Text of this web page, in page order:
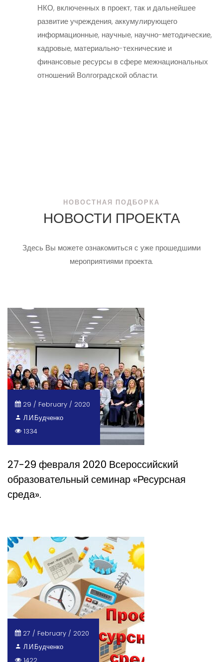
НКО, включенных в проект, так и дальнейшее
развитие учреждения, аккумулирующего
информационные, научные, научно-методические,
кадровые, материально-технические и
финансовые ресурсы в сфере межнациональных
отношений Волгоградской области.
НОВОСТНАЯ ПОДБОРКА
НОВОСТИ ПРОЕКТА
Здесь Вы можете ознакомиться с уже прошедшими
мероприятиями проекта.
29 / February / 2020
Л.И.Будченко
1334
27-29 февраля 2020 Всероссийский
образовательный семинар «Ресурсная
среда».
27 / February / 2020
Л.И.Будченко